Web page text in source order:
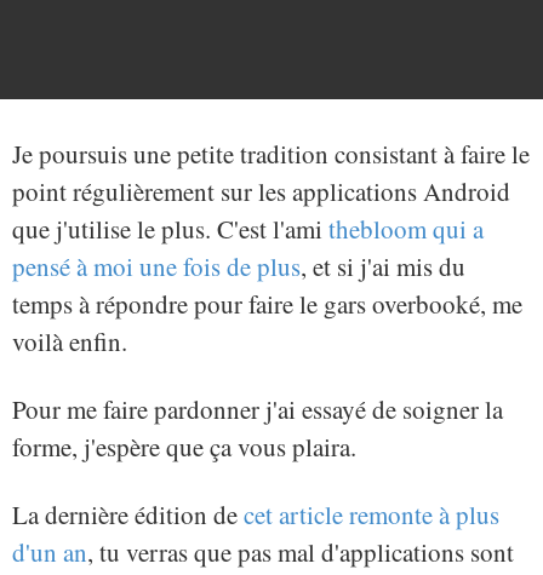
Je poursuis une petite tradition consistant à faire le
point régulièrement sur les applications Android
que j'utilise le plus. C'est l'ami thebloom qui a
pensé à moi une fois de plus, et si j'ai mis du
temps à répondre pour faire le gars overbooké, me
voilà enfin.
Pour me faire pardonner j'ai essayé de soigner la
forme, j'espère que ça vous plaira.
La dernière édition decet article remonte à plus
d'un an, tu verras que pas mal d'applications sont